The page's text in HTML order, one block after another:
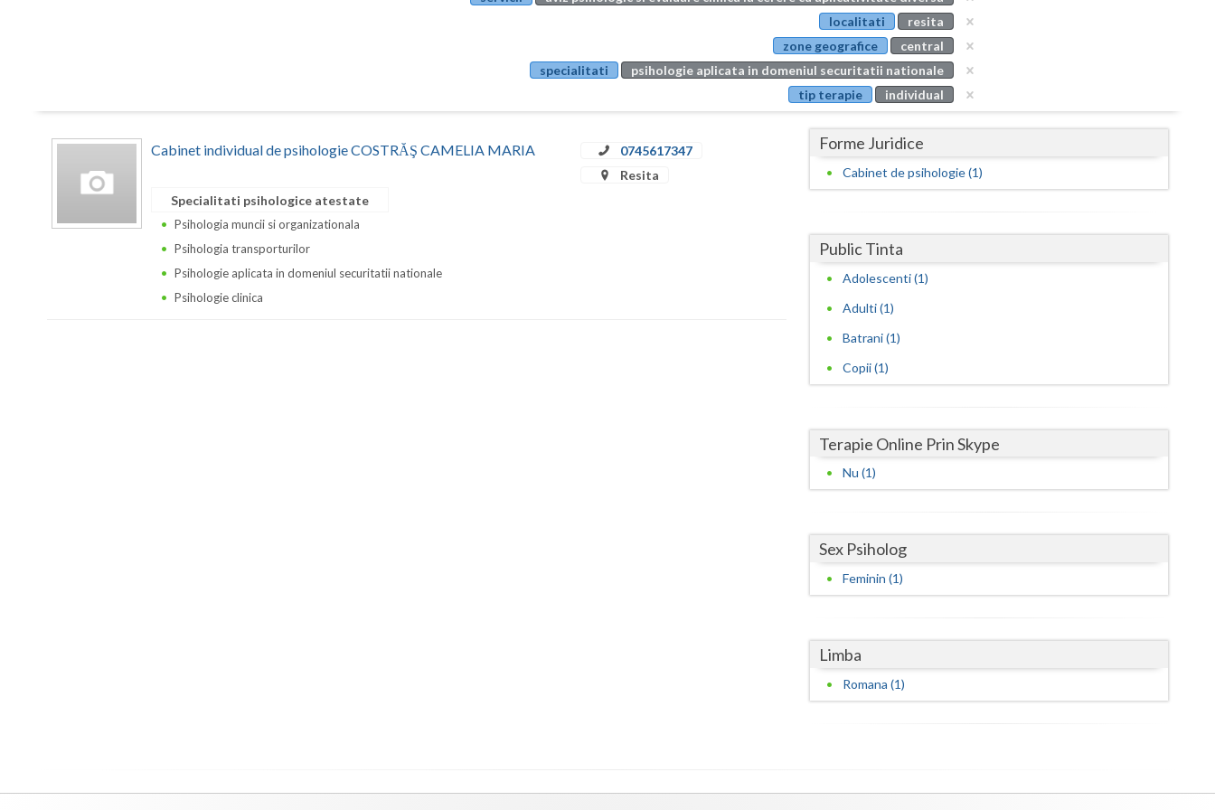
Buzau
Calarasi
Caras-Severin
Covasna
Dolj
Hunedoara
Neamt
localitati
resita
zone geografice
central
specialitati
psihologie aplicata in domeniul securitatii nationale
tip terapie
individual
Cabinet individual de psihologie COSTRĂŞ CAMELIA MARIA
0745617347
Resita
Specialitati psihologice atestate
Psihologia muncii si organizationala
Psihologia transporturilor
Psihologie aplicata in domeniul securitatii nationale
Psihologie clinica
Forme Juridice
Cabinet de psihologie (1)
Public Tinta
Adolescenti (1)
Adulti (1)
Batrani (1)
Copii (1)
Terapie Online Prin Skype
Nu (1)
Sex Psiholog
Feminin (1)
Limba
Romana (1)